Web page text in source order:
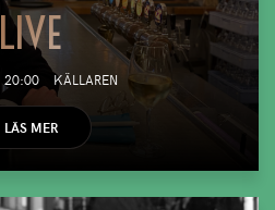
LIVE
20:00 KÄLLAREN
LÄS MER